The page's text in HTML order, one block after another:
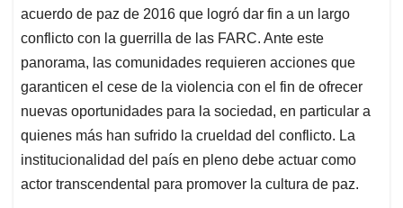
p
k
n
acuerdo de paz de 2016 que logró dar fin a un largo
conflicto con la guerrilla de las FARC. Ante este
panorama, las comunidades requieren acciones que
garanticen el cese de la violencia con el fin de ofrecer
nuevas oportunidades para la sociedad, en particular a
quienes más han sufrido la crueldad del conflicto. La
institucionalidad del país en pleno debe actuar como
actor transcendental para promover la cultura de paz.